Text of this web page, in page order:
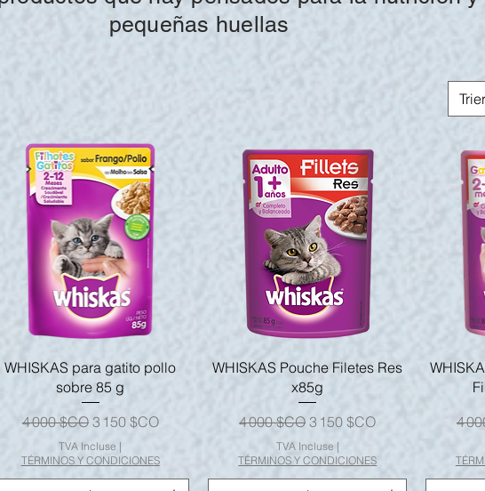
pequeñas huellas
Aperçu rapide
WHISKAS para gatito pollo
sobre 85 g
Prix original
4 000 $CO Prix promotionnel
3 150 $CO
TVA Incluse |
TÉRMINOS Y CONDICIONES
Aperçu rapide
WHISKAS Pouche Filetes Res
x85g
Prix original
4 000 $COPrix promotionnel
3 150 $CO
TVA Incluse |
TÉRMINOS Y CONDICIONES
Prix
4